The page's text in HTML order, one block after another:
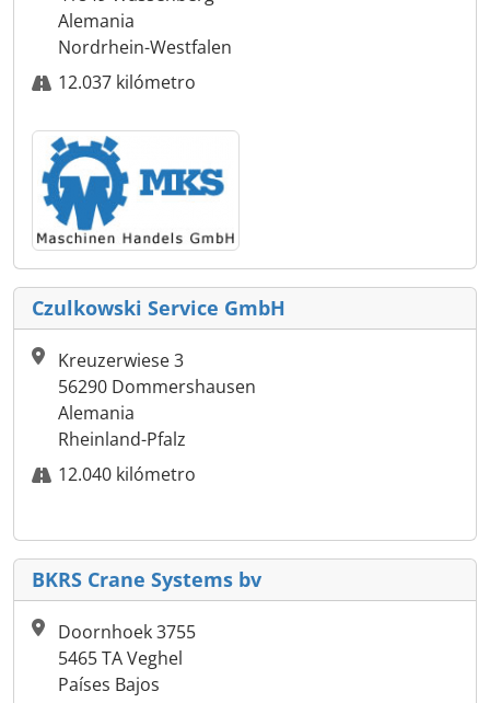
Alemania
Nordrhein-Westfalen
12.037 kilómetro
Czulkowski Service GmbH
Kreuzerwiese 3
56290 Dommershausen
Alemania
Rheinland-Pfalz
12.040 kilómetro
BKRS Crane Systems bv
Doornhoek 3755
5465 TA Veghel
Países Bajos